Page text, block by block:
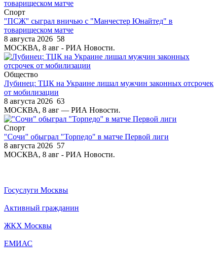
Спорт
"ПСЖ" сыграл вничью с "Манчестер Юнайтед" в
товарищеском матче
8 августа 2026 58
МОСКВА, 8 авг - РИА Новости.
Общество
Лубинец: ТЦК на Украине лишал мужчин законных отсрочек
от мобилизации
8 августа 2026 63
МОСКВА, 8 авг — РИА Новости.
Спорт
"Сочи" обыграл "Торпедо" в матче Первой лиги
8 августа 2026 57
МОСКВА, 8 авг - РИА Новости.
Госуслуги Москвы
Активный гражданин
ЖКХ Москвы
ЕМИАС